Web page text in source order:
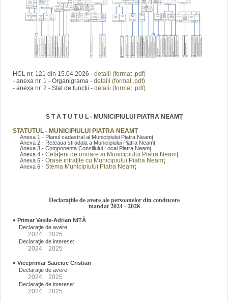
HCL nr. 121 din 15.04.2026 - detalii (format .pdf)
- anexa nr. 1 - Organigrama - detalii (format .pdf)
- anexa nr. 2 - Stat de funcții - detalii (format .pdf)
S T A T U T U L - MUNICIPIULUI PIATRA NEAMȚ
STATUTUL - MUNICIPIULUI PIATRA NEAMȚ
Anexa 1 - Planul cadastral al Municipiului Piatra Neamţ
Anexa 2 - Reteaua stradala a Municipiului Piatra Neamţ
Anexa 3 - Componenta Consiliului Local Piatra Neamţ
Anexa 4 - Cetăţeni de onoare ai Municipiului Piatra Neamţ
Anexa 5 - Orase infraţite cu Municipiului Piatra Neamţ
Anexa 6 - Stema Municipiului Piatra Neamţ
Declarațiile de avere ale persoanelor din conducere
mandat 2024 - 2028
♦ Primar Vasile-Adrian NIȚĂ
Declaraţie de avere:
2024 2025
Declaraţie de interese:
2024 2025
♦ Viceprimar Sauciuc Cristian
Declaraţie de avere:
2024 2025
Declaraţie de interese:
2024 2025